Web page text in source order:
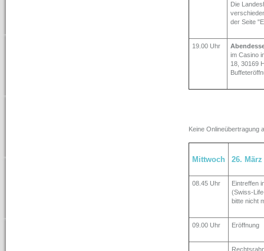
Die
der Seite
19.00 Uhr
im Casino
18, 30169
Keine Onlineübertragung
Mittwoch 26. März
08.45 Uhr
Eintreffen
(Swiss-
bitte nicht
09.00 Uhr Eröffnung